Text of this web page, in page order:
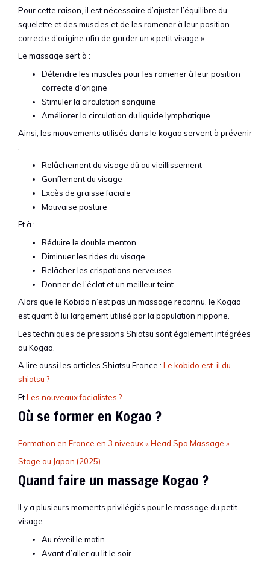
Pour cette raison, il est nécessaire d’ajuster l’équilibre du
squelette et des muscles et de les ramener à leur position
correcte d’origine afin de garder un « petit visage ».
Le massage sert à :
Détendre les muscles pour les ramener à leur position
correcte d’origine
Stimuler la circulation sanguine
Améliorer la circulation du liquide lymphatique
Ainsi, les mouvements utilisés dans le kogao servent à prévenir
:
Relâchement du visage dû au vieillissement
Gonflement du visage
Excès de graisse faciale
Mauvaise posture
Et à :
Réduire le double menton
Diminuer les rides du visage
Relâcher les crispations nerveuses
Donner de l’éclat et un meilleur teint
Alors que le Kobido n’est pas un massage reconnu, le Kogao
est quant à lui largement utilisé par la population nippone.
Les techniques de pressions Shiatsu sont également intégrées
au Kogao.
A lire aussi les articles Shiatsu France : Le kobido est-il du
shiatsu ?
EtLes nouveaux facialistes ?
Où se former en Kogao ?
Formation en France en 3 niveaux « Head Spa Massage »
Stage au Japon (2025)
Quand faire un massage Kogao ?
Il y a plusieurs moments privilégiés pour le massage du petit
visage :
Au réveil le matin
Avant d’aller au lit le soir